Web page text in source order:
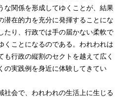
な関係を形成してゆくことが、結果
潜在的力を充分に発揮することにな
たり、行政では手の届かない柔軟で
くことになるのである。われわれは
も行政の縦割のセクトを越えて広く
の実践例を身近に体験してきてい
社会で、われわれの生活上に生じる